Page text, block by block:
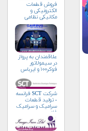
فروش قطعات
الکترونیکی و
مکانیکی نظامی
علاقمندان به پرواز
در سیمولاتور
فوکر۱۰۰ و ایرباس
شرکت SCT فرانسه
- تولید قطعات
سرامیک و سرامیک
فلز